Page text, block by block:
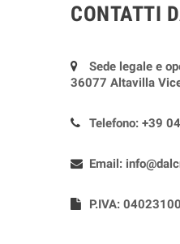
CONTATTI
Sede legale e
36077 Altavilla
Telefono: +39
Email:
P.IVA: